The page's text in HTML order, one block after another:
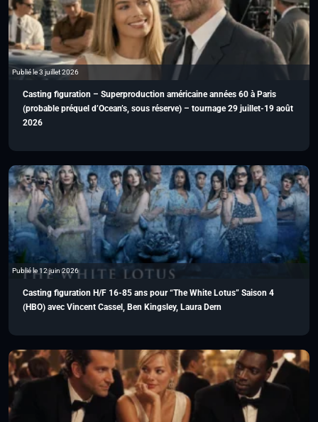
Publié le 3 juillet 2026
Casting figuration – Superproduction américaine années 60 à Paris
(probable préquel d’Ocean’s, sous réserve) – tournage 29 juillet-19 août
2026
Publié le 12 juin 2026
Casting figuration H/F 16-85 ans pour “The White Lotus” Saison 4
(HBO) avec Vincent Cassel, Ben Kingsley, Laura Dern